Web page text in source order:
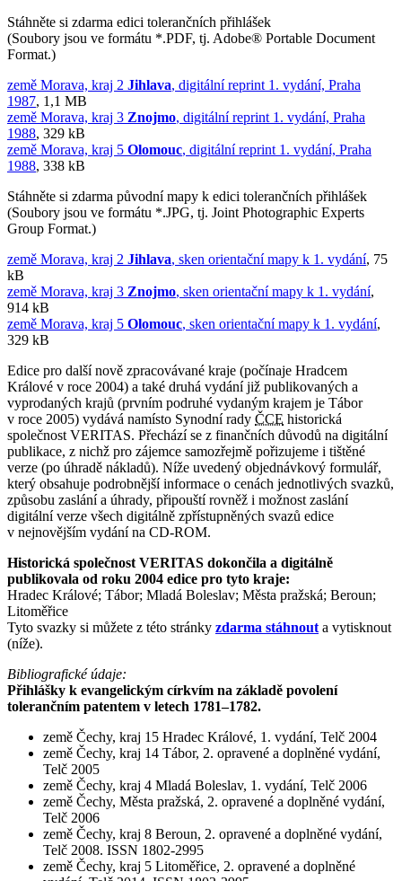
Stáhněte si zdarma edici tolerančních přihlášek
(Soubory jsou ve formátu *.PDF, tj. Adobe® Portable Document
Format.)
země Morava, kraj 2 Jihlava, digitální reprint 1. vydání, Praha
1987, 1,1 MB
země Morava, kraj 3 Znojmo, digitální reprint 1. vydání, Praha
1988, 329 kB
země Morava, kraj 5 Olomouc, digitální reprint 1. vydání, Praha
1988, 338 kB
Stáhněte si zdarma původní mapy k edici tolerančních přihlášek
(Soubory jsou ve formátu *.JPG, tj. Joint Photographic Experts
Group Format.)
země Morava, kraj 2 Jihlava, sken orientační mapy k 1. vydání, 75
kB
země Morava, kraj 3 Znojmo, sken orientační mapy k 1. vydání,
914 kB
země Morava, kraj 5 Olomouc, sken orientační mapy k 1. vydání,
329 kB
Edice pro další nově zpracovávané kraje (počínaje Hradcem
Králové v roce 2004) a také druhá vydání již publikovaných a
vyprodaných krajů (prvním podruhé vydaným krajem je Tábor
v roce 2005) vydává namísto Synodní rady ČCE historická
společnost VERITAS. Přechází se z finančních důvodů na digitální
publikace, z nichž pro zájemce samozřejmě pořizujeme i tištěné
verze (po úhradě nákladů). Níže uvedený objednávkový formulář,
který obsahuje podrobnější informace o cenách jednotlivých svazků,
způsobu zaslání a úhrady, připouští rovněž i možnost zaslání
digitální verze všech digitálně zpřístupněných svazů edice
v nejnovějším vydání na CD-ROM.
Historická společnost VERITAS dokončila a digitálně
publikovala od roku 2004 edice pro tyto kraje:
Hradec Králové; Tábor; Mladá Boleslav; Města pražská; Beroun;
Litoměřice
Tyto svazky si můžete z této stránky zdarma stáhnout a vytisknout
(níže).
Bibliografické údaje:
Přihlášky k evangelickým církvím na základě povolení
tolerančním patentem v letech 1781–1782.
země Čechy, kraj 15 Hradec Králové, 1. vydání, Telč 2004
země Čechy, kraj 14 Tábor, 2. opravené a doplněné vydání,
Telč 2005
země Čechy, kraj 4 Mladá Boleslav, 1. vydání, Telč 2006
země Čechy, Města pražská, 2. opravené a doplněné vydání,
Telč 2006
země Čechy, kraj 8 Beroun, 2. opravené a doplněné vydání,
Telč 2008. ISSN 1802-2995
země Čechy, kraj 5 Litoměřice, 2. opravené a doplněné